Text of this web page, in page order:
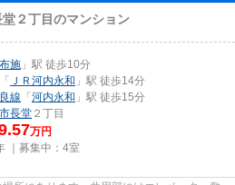
２丁目のマンション
布施 」駅 徒歩10分
「 ＪＲ河内永和 」駅 徒歩14分
線 「河内永和 」駅 徒歩15分
長堂 ２丁目
万円
｜募集中： 4室